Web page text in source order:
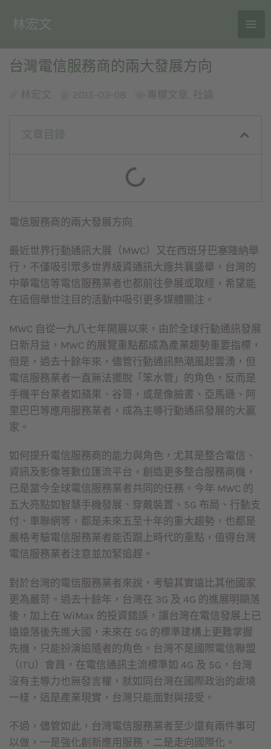
林宏文
台灣電信服務商的兩大發展方向
林宏文 2015-03-08 專欄文章, 社論
文章目錄
電信服務商的兩大發展方向
最近世界行動通訊大展（MWC）又在西班牙巴塞隆納舉
行，不僅吸引眾多世界級資通訊大廠共襄盛舉，台灣的
中華電信等電信服務業者也都前往參展或取經，希望能
在這個舉世注目的活動中吸引更多媒體關注。
MWC 自從一九八七年開展以來，由於全球行動通訊發展
日新月益，MWC 的展覽重點都成為產業趨勢重要指標，
但是，過去十餘年來，儘管行動通訊熱潮風起雲湧，但
電信服務業者一直無法擺脫「笨水管」的角色，反而是
手機平台業者如蘋果、谷哥，或是像臉書、亞馬遜、阿
里巴巴等應用服務業者，成為主導行動通訊發展的大贏
家。
如何提升電信服務商的能力與角色，尤其是整合電信、
資訊及影像等數位匯流平台，創造更多整合服務商機，
已是當今全球電信服務業者共同的任務。今年 MWC 的
五大亮點如智慧手機發展、穿戴裝置、5G 布局、行動支
付、車聯網等，都是未來五至十年的重大趨勢，也都是
嚴格考驗電信服務業者能否跟上時代的重點，值得台灣
電信服務業者注意並加緊追趕。
對於台灣的電信服務業者來說，考驗其實遠比其他國家
更為嚴苛。過去十餘年，台灣在 3G 及 4G 的進展明顯落
後，加上在 WiMax 的投資錯誤，讓台灣在電信發展上已
遠遠落後先進大國，未來在 5G 的標準建構上更難掌握
先機，只能扮演追隨者的角色。台灣不是國際電信聯盟
（ITU）會員，在電信通訊主流標準如 4G 及 5G，台灣
沒有主導力也無發言權，就如同台灣在國際政治的處境
一樣，這是產業現實，台灣只能面對與接受。
不過，儘管如此，台灣電信服務業者至少還有兩件事可
以做，一是強化創新應用服務，二是走向國際化。